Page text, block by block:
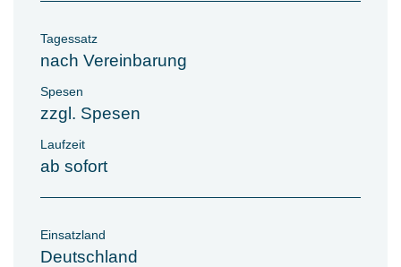
Tagessatz
nach Vereinbarung
Spesen
zzgl. Spesen
Laufzeit
ab sofort
Einsatzland
Deutschland